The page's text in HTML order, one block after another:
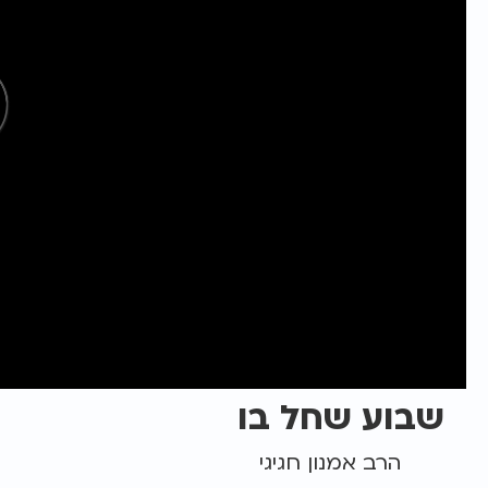
שבוע שחל בו
הרב אמנון חגיגי